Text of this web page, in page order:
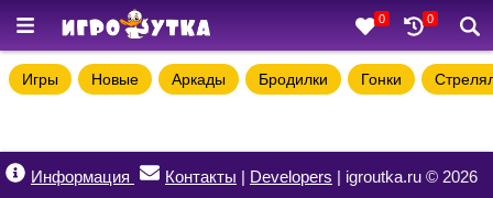
0 0
Игры Новые Аркады Бродилки Гонки
Информация Контакты | Developers | igroutka.ru © 2026